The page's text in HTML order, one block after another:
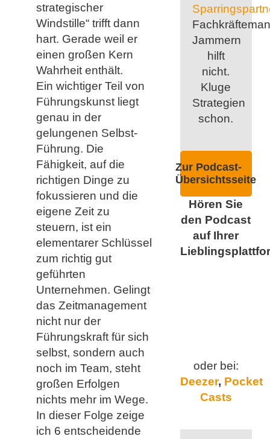
strategischer
Windstille“ trifft dann
hart. Gerade weil er
einen großen Kern
Wahrheit enthält.
Ein wichtiger Teil von
Führungskunst liegt
genau in der
gelungenen Selbst-
Führung. Die
Fähigkeit, auf die
richtigen Dinge zu
fokussieren und die
eigene Zeit zu
steuern, ist ein
elementarer Schlüssel
zum richtig gut
geführten
Unternehmen. Gelingt
das Zeitmanagement
nicht nur der
Führungskraft für sich
selbst, sondern auch
noch im Team, steht
großen Erfolgen
nichts mehr im Wege.
In dieser Folge zeige
ich 6 entscheidende
Jammern
hilft
nicht.
Kluge
Strategien
schon.
Zur Podcast-
Übersichtsseite
Hören Sie
den Podcast
auf Ihrer
oder bei:
Deezer, Pocket
Casts